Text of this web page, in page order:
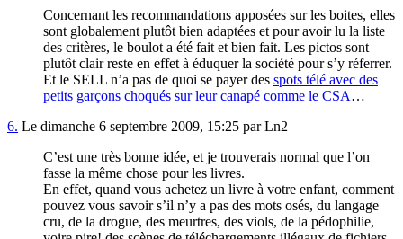
Concernant les recommandations apposées sur les boites, elles
sont globalement plutôt bien adaptées et pour avoir lu la liste
des critères, le boulot a été fait et bien fait. Les pictos sont
plutôt clair reste en effet à éduquer la société pour s’y réferrer.
Et le SELL n’a pas de quoi se payer des spots télé avec des
petits garçons choqués sur leur canapé comme le CSA…
6. Le dimanche 6 septembre 2009, 15:25 par Ln2
C’est une très bonne idée, et je trouverais normal que l’on
fasse la même chose pour les livres.
En effet, quand vous achetez un livre à votre enfant, comment
pouvez vous savoir s’il n’y a pas des mots osés, du langage
cru, de la drogue, des meurtres, des viols, de la pédophilie,